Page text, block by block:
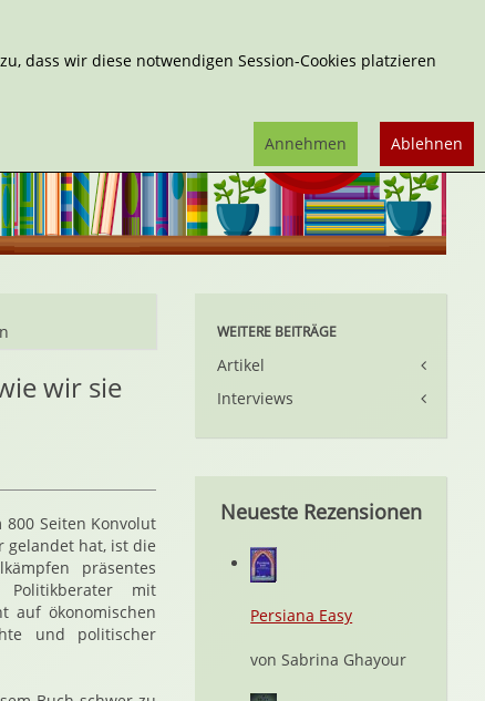
wir sie
Seiten Konvolut
gelandet hat, ist die
präsentes
mit
auf ökonomischen
und politischer
WEITERE BEITRÄGE
Artikel
Interviews
Neueste Rezensionen
Persiana Easy
von Sabrina Ghayour
dass wir diese notwendigen Session-Cookies platzieren
Ablehnen
Annehmen